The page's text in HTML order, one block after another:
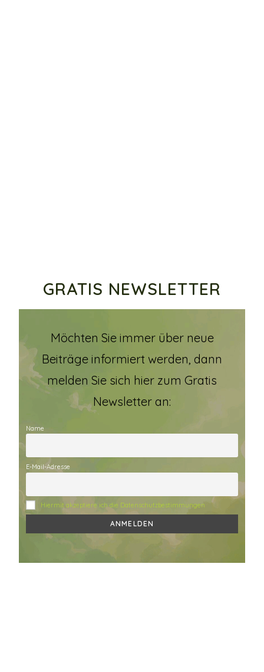
GRATIS NEWSLETTER
Möchten Sie immer über neue
Beiträge informiert werden, dann
melden Sie sich hier zum Gratis
Newsletter an:
Name
E-Mail-Adresse
Hiermit akzeptiere ich die Datenschutzbestimmungen